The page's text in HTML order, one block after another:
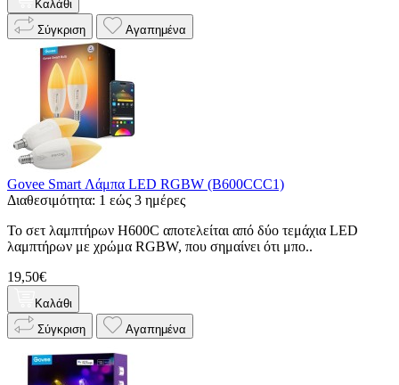
Καλάθι
Σύγκριση
Αγαπημένα
Govee Smart Λάμπα LED RGBW (B600CCC1)
Διαθεσιμότητα: 1 εώς 3 ημέρες
Το σετ λαμπτήρων H600C αποτελείται από δύο τεμάχια LED
λαμπτήρων με χρώμα RGBW, που σημαίνει ότι μπο..
19,50€
Καλάθι
Σύγκριση
Αγαπημένα